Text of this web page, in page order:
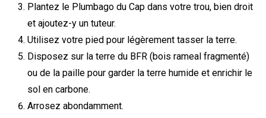
Plantez le Plumbago du Cap dans votre trou, bien droit
et ajoutez-y un tuteur.
Utilisez votre pied pour légèrement tasser la terre.
Disposez sur la terre du BFR (bois rameal fragmenté)
ou de la paille pour garder la terre humide et enrichir le
sol en carbone.
Arrosez abondamment.